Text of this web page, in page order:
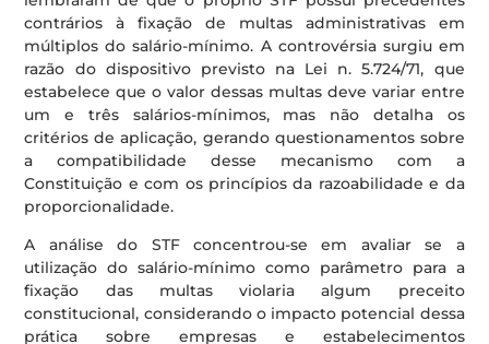
contrários à fixação de multas administrativas em
múltiplos do salário-mínimo. A controvérsia surgiu em
razão do dispositivo previsto na Lei n. 5.724/71, que
estabelece que o valor dessas multas deve variar entre
um e três salários-mínimos, mas não detalha os
critérios de aplicação, gerando questionamentos sobre
a compatibilidade desse mecanismo com a
Constituição e com os princípios da razoabilidade e da
proporcionalidade.
A análise do STF concentrou-se em avaliar se a
utilização do salário-mínimo como parâmetro para a
fixação das multas violaria algum preceito
constitucional, considerando o impacto potencial dessa
prática sobre empresas e estabelecimentos